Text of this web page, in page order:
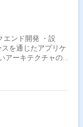
エンド開発 ・設
を通じたアプリケ
アーキテクチャの
コール） ・トラブ